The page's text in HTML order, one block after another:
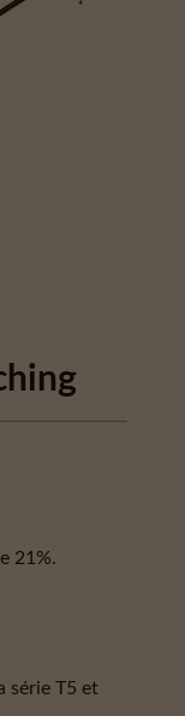
21%.
série T5 et